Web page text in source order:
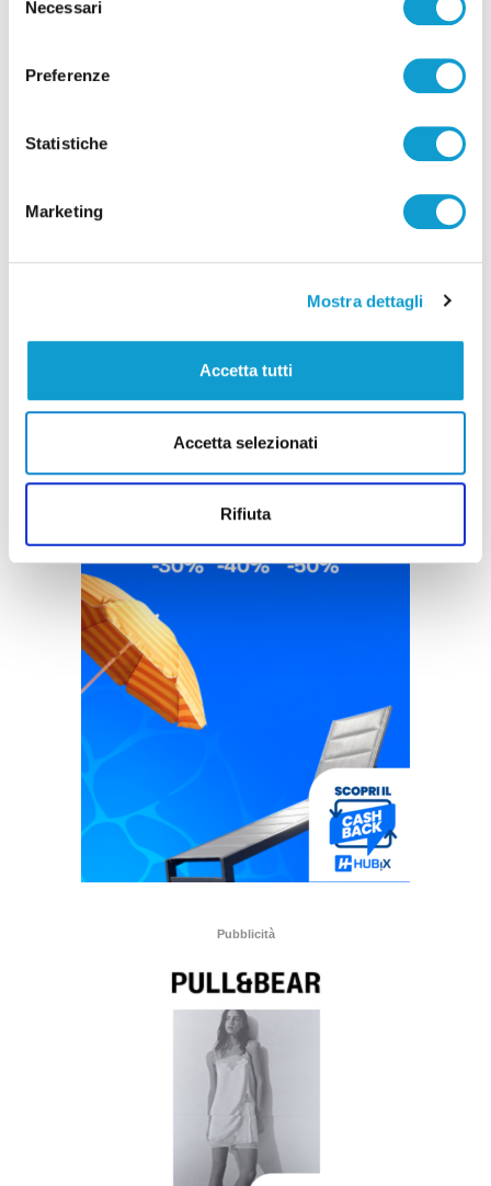
delNecessari
Preferenze
Statistiche
Marketing
Mostra dettagli
Accetta tutti
Accetta selezionati
Rifiuta
Pubblicità